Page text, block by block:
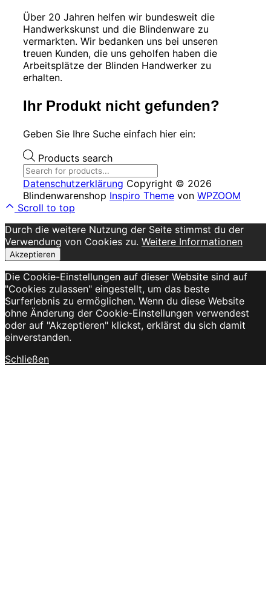
Über 20 Jahren helfen wir bundesweit die
Handwerkskunst und die Blindenware zu
vermarkten. Wir bedanken uns bei unseren
treuen Kunden, die uns geholfen haben die
Arbeitsplätze der Blinden Handwerker zu
erhalten.
Ihr Produkt nicht gefunden?
Geben Sie Ihre Suche einfach hier ein:
Products search
Datenschutzerklärung Copyright © 2026
Blindenwarenshop Inspiro Theme von WPZOOM
Scroll to top
Durch die weitere Nutzung der Seite stimmst du der
Verwendung von Cookies zu. Weitere Informationen
Akzeptieren
Die Cookie-Einstellungen auf dieser Website sind auf
"Cookies zulassen" eingestellt, um das beste
Surferlebnis zu ermöglichen. Wenn du diese Website
ohne Änderung der Cookie-Einstellungen verwendest
oder auf "Akzeptieren" klickst, erklärst du sich damit
einverstanden.
Schließen